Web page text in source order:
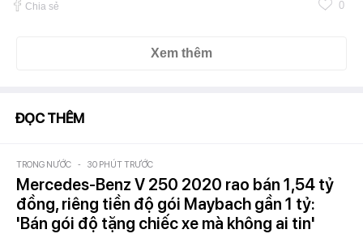
Chia sẻ 0
Xem thêm
ĐỌC THÊM
TRONG NƯỚC - 30 PHÚT TRƯỚC
Mercedes-Benz V 250 2020 rao bán 1,54 tỷ
đồng, riêng tiền độ gói Maybach gần 1 tỷ:
'Bán gói độ tặng chiếc xe mà không ai tin'